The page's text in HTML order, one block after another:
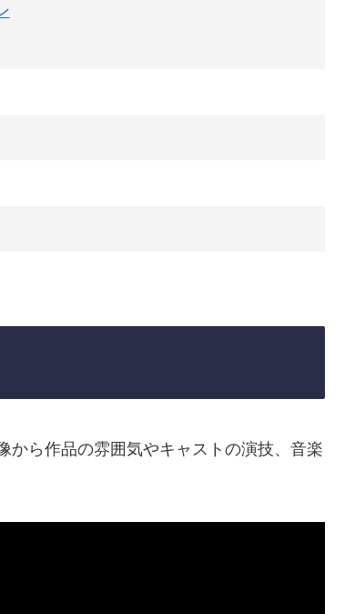
から作品の雰囲気やキャストの演技、音楽